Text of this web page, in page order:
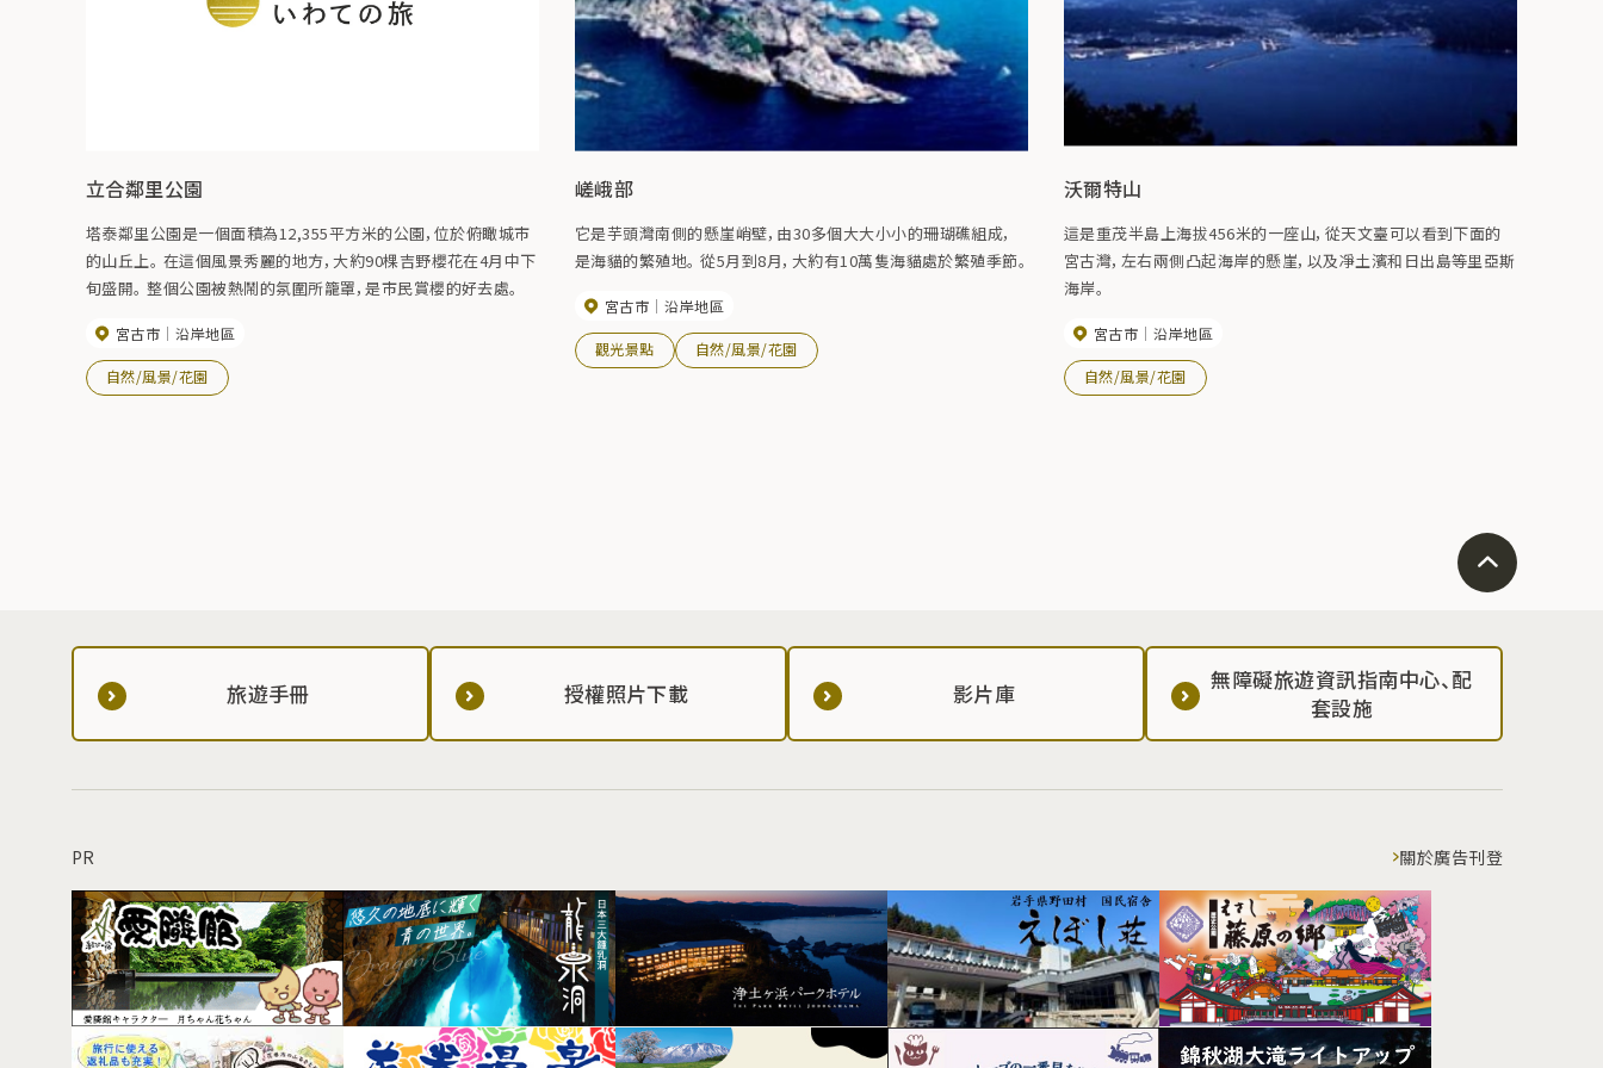
立合鄰里公園
塔泰鄰里公園是一個面積為12,355平方米的公園，位於俯瞰城市
的山丘上。 在這個風景秀麗的地方，大約90棵吉野櫻花在4月中下
旬盛開。 整個公園被熱鬧的氛圍所籠罩，是市民賞櫻的好去處。
宮古市 沿岸地區
自然/風景/花園
嵯峨部
它是芋頭灣南側的懸崖峭壁，由30多個大大小小的珊瑚礁組成，
是海貓的繁殖地。 從5月到8月，大約有10萬隻海貓處於繁殖季節。
宮古市 沿岸地區
觀光景點 自然/風景/花園
沃爾特山
這是重茂半島上海拔456米的一座山，從天文臺可以看到下面的
宮古灣，左右兩側凸起海岸的懸崖，以及凈土濱和日出島等里亞斯
海岸。
宮古市 沿岸地區
自然/風景/花園
旅遊手冊 授權照片下載 影片庫
無障礙旅遊資訊指南中心、配
套設施
PR 關於廣告刊登